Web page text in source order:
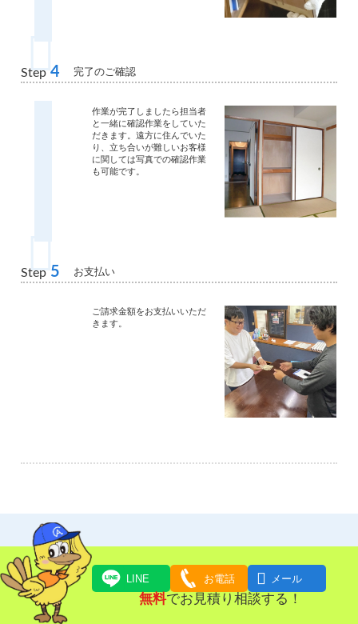
Step 4 完了のご確認
作業が完了しましたら担当者
と一緒に確認作業をしていた
だきます。遠方に住んでいた
り、立ち合いが難しいお客様
に関しては写真での確認作業
も可能です。
Step 5 お支払い
ご請求金額をお支払いいただ
きます。
よくある質問
LINE お電話  メール
無料でお見積り相談する！